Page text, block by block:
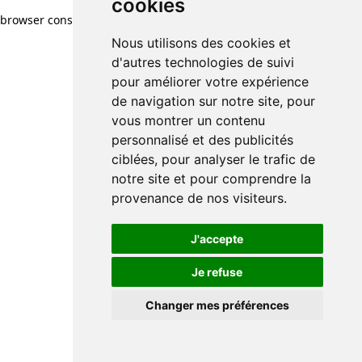
cookies
Nous utilisons des cookies et
d'autres technologies de suivi
pour améliorer votre expérience
de navigation sur notre site, pour
vous montrer un contenu
personnalisé et des publicités
ciblées, pour analyser le trafic de
notre site et pour comprendre la
provenance de nos visiteurs.
J'accepte
Je refuse
Changer mes préférences
browser console for more information)